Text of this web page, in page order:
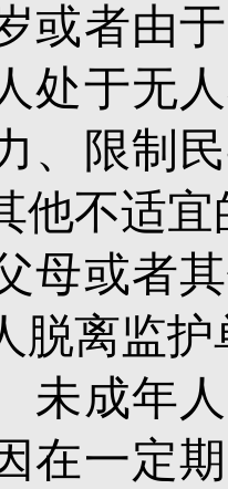
或者由
处于无
、限制
他不适
母或者
脱离监
未成年人
在一定